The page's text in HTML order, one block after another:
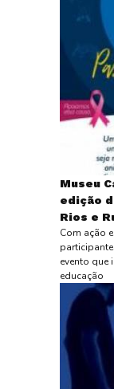
Museu
edição
Rios e
Com ação
evento que
educação